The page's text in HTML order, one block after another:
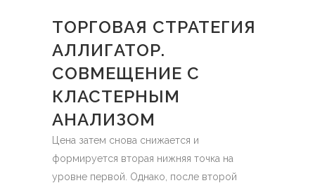
ТОРГОВАЯ СТРАТЕГИЯ
АЛЛИГАТОР.
СОВМЕЩЕНИЕ С
КЛАСТЕРНЫМ
АНАЛИЗОМ
Цена затем снова снижается и
формируется вторая нижняя точка на
уровне первой. Однако, после второй